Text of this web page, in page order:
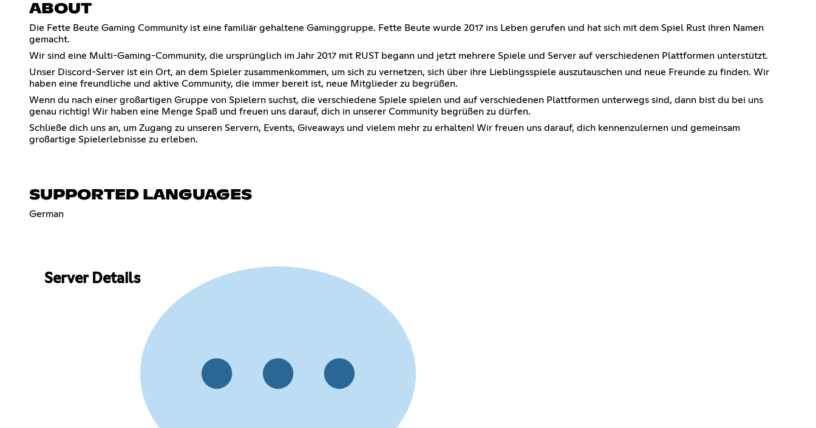
ABOUT
Die Fette Beute Gaming Community ist eine familiär gehaltene Gaminggruppe. Fette Beute wurde 2017 ins Leben gerufen und hat sich mit dem Spiel Rust ihren Namen
gemacht.
Wir sind eine Multi-Gaming-Community, die ursprünglich im Jahr 2017 mit RUST begann und jetzt mehrere Spiele und Server auf verschiedenen Plattformen unterstützt.
Unser Discord-Server ist ein Ort, an dem Spieler zusammenkommen, um sich zu vernetzen, sich über ihre Lieblingsspiele auszutauschen und neue Freunde zu finden. Wir
haben eine freundliche und aktive Community, die immer bereit ist, neue Mitglieder zu begrüßen.
Wenn du nach einer großartigen Gruppe von Spielern suchst, die verschiedene Spiele spielen und auf verschiedenen Plattformen unterwegs sind, dann bist du bei uns
genau richtig! Wir haben eine Menge Spaß und freuen uns darauf, dich in unserer Community begrüßen zu dürfen.
Schließe dich uns an, um Zugang zu unseren Servern, Events, Giveaways und vielem mehr zu erhalten! Wir freuen uns darauf, dich kennenzulernen und gemeinsam
großartige Spielerlebnisse zu erleben.
SUPPORTED LANGUAGES
German
Server Details